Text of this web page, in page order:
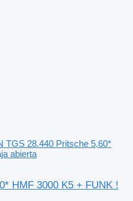
TGS 28.440 Pritsche 5,60*
abierta
HMF 3000 K5 + FUNK !